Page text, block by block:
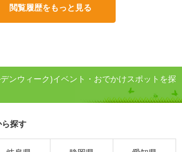
閲覧履歴をもっと見る
ンウィーク)イベント・おでかけスポットを探
探す